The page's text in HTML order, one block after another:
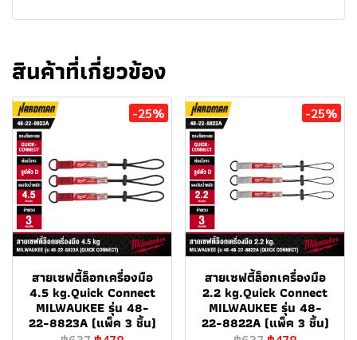
สินค้าที่เกี่ยวข้อง
-25%
สายเซฟตี้ล็อกเครื่องมือ
4.5 kg.Quick Connect
MILWAUKEE รุ่น 48-
22-8823A (แพ็ค 3 ชิ้น)
-25%
สายเซฟตี้ล็อกเครื่องมือ
2.2 kg.Quick Connect
MILWAUKEE รุ่น 48-
22-8822A (แพ็ค 3 ชิ้น)